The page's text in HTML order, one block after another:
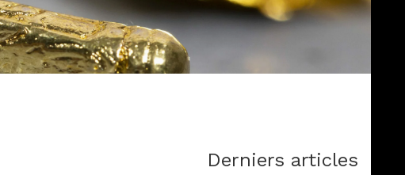
Derniers articles